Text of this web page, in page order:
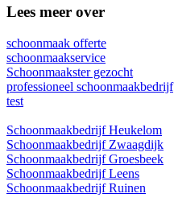
Lees meer over
schoonmaak offerte
schoonmaakservice
Schoonmaakster gezocht
professioneel schoonmaakbedrijf
test
Schoonmaakbedrijf Heukelom
Schoonmaakbedrijf Zwaagdijk
Schoonmaakbedrijf Groesbeek
Schoonmaakbedrijf Leens
Schoonmaakbedrijf Ruinen